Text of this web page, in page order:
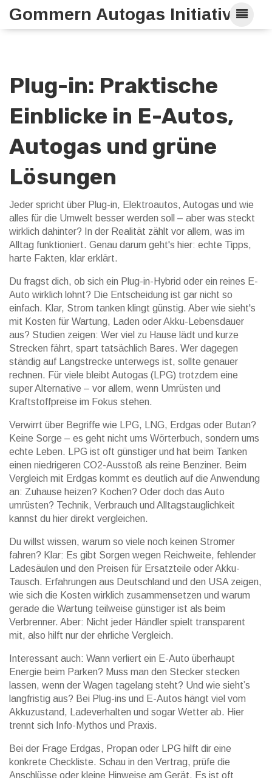
Gommern Autogas Initiative
Plug-in: Praktische
Einblicke in E-Autos,
Autogas und grüne
Lösungen
Jeder spricht über Plug-in, Elektroautos, Autogas und wie
alles für die Umwelt besser werden soll – aber was steckt
wirklich dahinter? In der Realität zählt vor allem, was im
Alltag funktioniert. Genau darum geht's hier: echte Tipps,
harte Fakten, klar erklärt.
Du fragst dich, ob sich ein Plug-in-Hybrid oder ein reines E-
Auto wirklich lohnt? Die Entscheidung ist gar nicht so
einfach. Klar, Strom tanken klingt günstig. Aber wie sieht's
mit Kosten für Wartung, Laden oder Akku-Lebensdauer
aus? Studien zeigen: Wer viel zu Hause lädt und kurze
Strecken fährt, spart tatsächlich Bares. Wer dagegen
ständig auf Langstrecke unterwegs ist, sollte genauer
rechnen. Für viele bleibt Autogas (LPG) trotzdem eine
super Alternative – vor allem, wenn Umrüsten und
Kraftstoffpreise im Fokus stehen.
Verwirrt über Begriffe wie LPG, LNG, Erdgas oder Butan?
Keine Sorge – es geht nicht ums Wörterbuch, sondern ums
echte Leben. LPG ist oft günstiger und hat beim Tanken
einen niedrigeren CO2-Ausstoß als reine Benziner. Beim
Vergleich mit Erdgas kommt es deutlich auf die Anwendung
an: Zuhause heizen? Kochen? Oder doch das Auto
umrüsten? Technik, Verbrauch und Alltagstauglichkeit
kannst du hier direkt vergleichen.
Du willst wissen, warum so viele noch keinen Stromer
fahren? Klar: Es gibt Sorgen wegen Reichweite, fehlender
Ladesäulen und den Preisen für Ersatzteile oder Akku-
Tausch. Erfahrungen aus Deutschland und den USA zeigen,
wie sich die Kosten wirklich zusammensetzen und warum
gerade die Wartung teilweise günstiger ist als beim
Verbrenner. Aber: Nicht jeder Händler spielt transparent
mit, also hilft nur der ehrliche Vergleich.
Interessant auch: Wann verliert ein E-Auto überhaupt
Energie beim Parken? Muss man den Stecker stecken
lassen, wenn der Wagen tagelang steht? Und wie sieht’s
langfristig aus? Bei Plug-ins und E-Autos hängt viel vom
Akkuzustand, Ladeverhalten und sogar Wetter ab. Hier
trennt sich Info-Mythos und Praxis.
Bei der Frage Erdgas, Propan oder LPG hilft dir eine
konkrete Checkliste. Schau in den Vertrag, prüfe die
Anschlüsse oder kleine Hinweise am Gerät. Es ist oft